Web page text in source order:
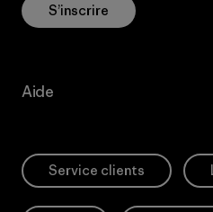
S’inscrire
Aide
Service clients